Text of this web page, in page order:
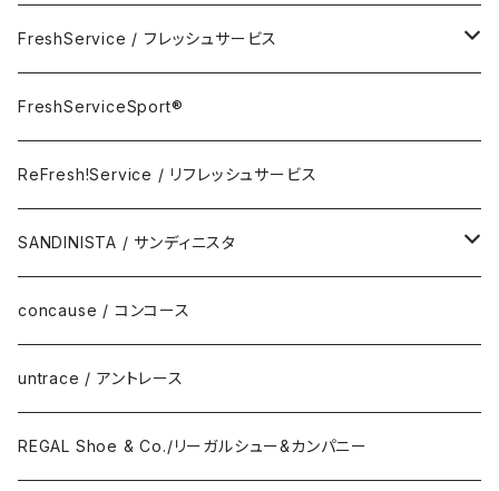
Room Spray
Accessory
Eyewear
FreshService / フレッシュサービス
FreshServiceSport®
ReFresh!Service / リフレッシュサービス
FreshServiceSport®
ReFresh!Service / リフレッシュサービス
SANDINISTA / サンディニスタ
DAILY STANDARD
concause / コンコース
untrace / アントレース
REGAL Shoe & Co./リーガルシュー&カンパニー